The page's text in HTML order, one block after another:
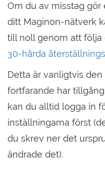
Om du av misstag
ditt Maginon-nätverk
till noll genom att följa
30-hårda
Detta är vanligtvis
fortfarande har
kan du alltid logga in
inställningarna först
du skrev ner det
ändrade det).